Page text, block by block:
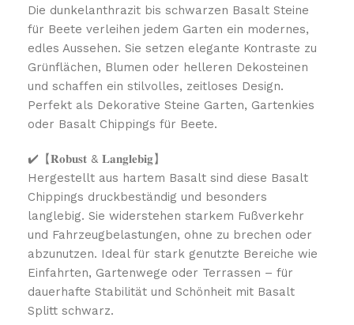
Die dunkelanthrazit bis schwarzen Basalt Steine
für Beete verleihen jedem Garten ein modernes,
edles Aussehen. Sie setzen elegante Kontraste zu
Grünflächen, Blumen oder helleren Dekosteinen
und schaffen ein stilvolles, zeitloses Design.
Perfekt als Dekorative Steine Garten, Gartenkies
oder Basalt Chippings für Beete.
✔️【𝐑𝐨𝐛𝐮𝐬𝐭 & 𝐋𝐚𝐧𝐠𝐥𝐞𝐛𝐢𝐠】
Hergestellt aus hartem Basalt sind diese Basalt
Chippings druckbeständig und besonders
langlebig. Sie widerstehen starkem Fußverkehr
und Fahrzeugbelastungen, ohne zu brechen oder
abzunutzen. Ideal für stark genutzte Bereiche wie
Einfahrten, Gartenwege oder Terrassen – für
dauerhafte Stabilität und Schönheit mit Basalt
Splitt schwarz.